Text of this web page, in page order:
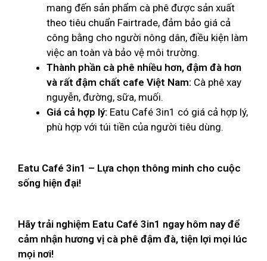
mang đến sản phẩm cà phê được sản xuất
theo tiêu chuẩn Fairtrade, đảm bảo giá cả
công bằng cho người nông dân, điều kiện làm
việc an toàn và bảo vệ môi trường.
Thành phần cà phê nhiều hơn, đậm đà hơn
và rất đậm chất cafe Việt Nam: Cà phê xay
nguyễn, đường, sữa, muối.
Giá cả hợp lý: Eatu Café 3in1 có giá cả hợp lý,
phù hợp với túi tiền của người tiêu dùng.
Eatu Café 3in1 – Lựa chọn thông minh cho cuộc
sống hiện đại!
Hãy trải nghiệm Eatu Café 3in1 ngay hôm nay để
cảm nhận hương vị cà phê đậm đà, tiện lợi mọi lúc
mọi nơi!